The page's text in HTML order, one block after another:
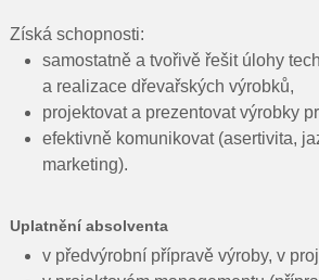
Získá schopnosti:
samostatně a tvořivě řešit úlohy
a realizace dřevařských výrobků,
projektovat a prezentovat výrobky
efektivně komunikovat (asertivita,
marketing).
Uplatnění absolventa
v předvýrobní přípravě výroby, v